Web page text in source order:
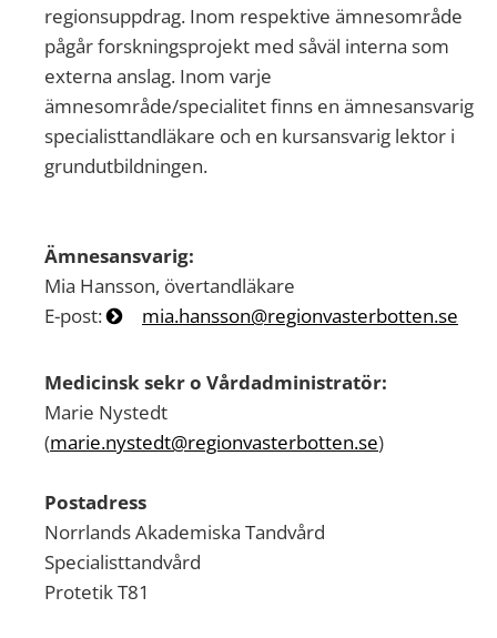
regionsuppdrag. Inom respektive ämnesområde
pågår forskningsprojekt med såväl interna som
externa anslag. Inom varje
ämnesområde/specialitet finns en ämnesansvarig
specialisttandläkare och en kursansvarig lektor i
grundutbildningen.
Ämnesansvarig:
Mia Hansson, övertandläkare
E-post:
mia.hansson@regionvasterbotten.se
Medicinsk sekr o Vårdadministratör:
Marie Nystedt
(marie.nystedt@regionvasterbotten.se)
Postadress
Norrlands Akademiska Tandvård
Specialisttandvård
Protetik T81